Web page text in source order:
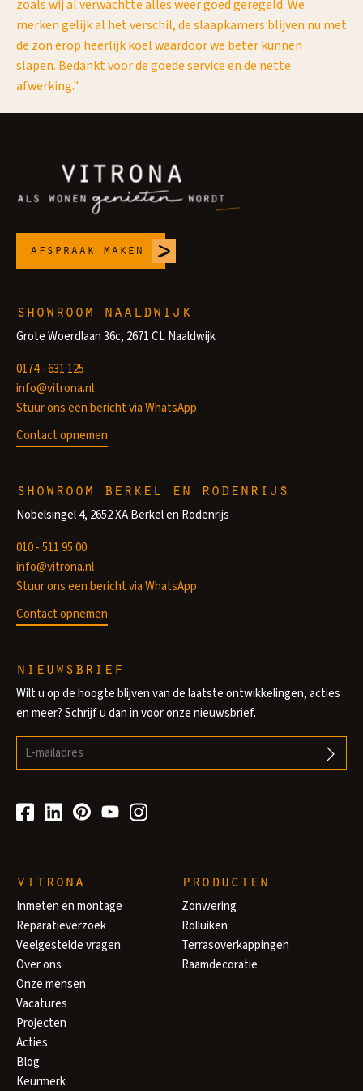
zoals wij al verwachtte alles weer goed geregeld. We
merken gelijk al het verschil, de slaapkamers blijven nu met
de zon erop heerlijk koel waardoor we beter kunnen
slapen. Bedankt voor de goede service en de nette
afwerking."
afspraak maken
showroom naaldwijk
Grote Woerdlaan 36c, 2671 CL Naaldwijk
0174 - 631 125
info@vitrona.nl
Stuur ons een bericht via WhatsApp
Contact opnemen
showroom berkel en rodenrijs
Nobelsingel 4, 2652 XA Berkel en Rodenrijs
010 - 511 95 00
info@vitrona.nl
Stuur ons een bericht via WhatsApp
Contact opnemen
nieuwsbrief
Wilt u op de hoogte blijven van de laatste ontwikkelingen, acties
en meer? Schrijf u dan in voor onze nieuwsbrief.
vitrona
Inmeten en montage
Reparatieverzoek
Veelgestelde vragen
Over ons
Onze mensen
Vacatures
Projecten
Acties
Blog
Keurmerk
producten
Zonwering
Rolluiken
Terrasoverkappingen
Raamdecoratie